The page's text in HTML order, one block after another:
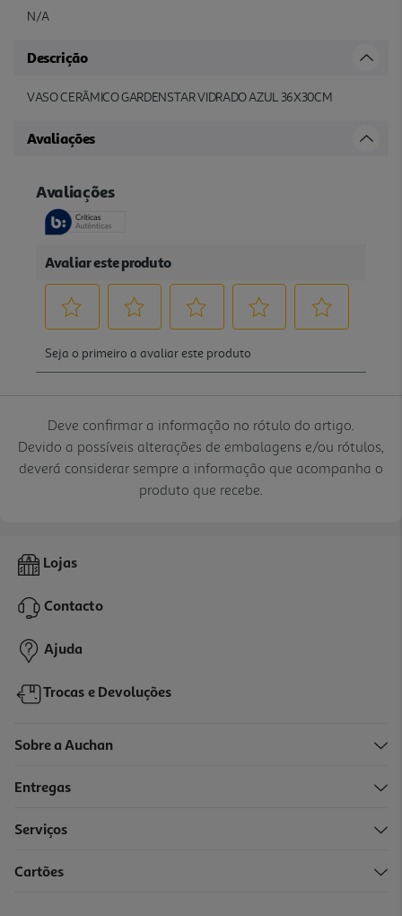
N/A
Descrição
VASO CERÂMICO GARDENSTAR VIDRADO AZUL 36X30CM
Avaliações
Deve confirmar a informação no rótulo do artigo.
Devido a possíveis alterações de embalagens e/ou rótulos,
deverá considerar sempre a informação que acompanha o
produto que recebe.
Lojas
Contacto
Ajuda
Trocas e Devoluções
Sobre a Auchan
Entregas
Serviços
Cartões